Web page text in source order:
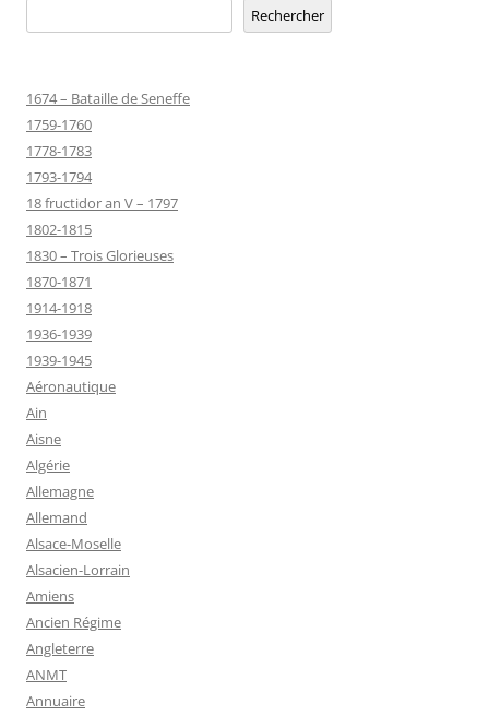
Rechercher
1674 – Bataille de Seneffe
1759-1760
1778-1783
1793-1794
18 fructidor an V – 1797
1802-1815
1830 – Trois Glorieuses
1870-1871
1914-1918
1936-1939
1939-1945
Aéronautique
Ain
Aisne
Algérie
Allemagne
Allemand
Alsace-Moselle
Alsacien-Lorrain
Amiens
Ancien Régime
Angleterre
ANMT
Annuaire